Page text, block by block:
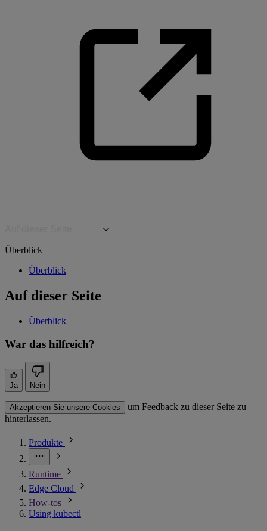
Überblick
Überblick
Auf dieser Seite
Überblick
War das hilfreich?
Ja Nein
Akzeptieren Sie unsere Cookies
um Feedback zu dieser Seite zu
hinterlassen.
Produkte
Runtime
Edge Cloud
How-tos
Using kubectl